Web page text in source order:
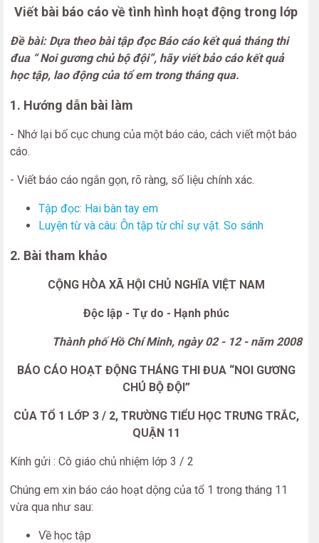
Viết bài báo cáo về tình hình hoạt động trong lớp
Đề bài: Dựa theo bài tập đọc Báo cáo kết quả tháng thi
đua “ Noi gương chủ bộ đội”, hãy viết bảo cáo kết quả
học tập, lao động của tổ em trong tháng qua.
1. Hướng dẫn bài làm
- Nhớ lại bố cục chung của một báo cáo, cách viết một báo
cáo.
- Viết báo cáo ngắn gọn, rõ ràng, số liệu chính xác.
Tập đọc: Hai bàn tay em
Luyện từ và câu: Ôn tập từ chỉ sự vật. So sánh
2. Bài tham khảo
CỘNG HÒA XÃ HỘI CHỦ NGHĨA VIỆT NAM
Độc lập - Tự do - Hạnh phúc
Thành phố Hồ Chí Minh, ngày 02 - 12 - năm 2008
BÁO CÁO HOẠT ĐỘNG THÁNG THI ĐUA “NOI GƯƠNG
CHÚ BỘ ĐỘI”
CỦA TỔ 1 LỚP 3 / 2, TRƯỜNG TIỂU HỌC TRƯNG TRẮC,
QUẬN 11
Kính gửi : Cô giáo chủ nhiệm lớp 3 / 2
Chúng em xin báo cáo hoạt dộng của tổ 1 trong tháng 11
vừa qua như sau:
Về học tập